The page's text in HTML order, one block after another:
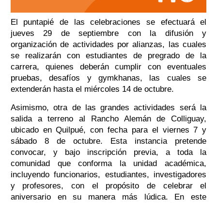
El puntapié de las celebraciones se efectuará el
jueves 29 de septiembre con la difusión y
organización de actividades por alianzas, las cuales
se realizarán con estudiantes de pregrado de la
carrera, quienes deberán cumplir con eventuales
pruebas, desafíos y gymkhanas, las cuales se
extenderán hasta el miércoles 14 de octubre.
Asimismo, otra de las grandes actividades será la
salida a terreno al Rancho Alemán de Colliguay,
ubicado en Quilpué, con fecha para el viernes 7 y
sábado 8 de octubre. Esta instancia pretende
convocar, y bajo inscripción previa, a toda la
comunidad que conforma la unidad académica,
incluyendo funcionarios, estudiantes, investigadores
y profesores, con el propósito de celebrar el
aniversario en su manera más lúdica. En este